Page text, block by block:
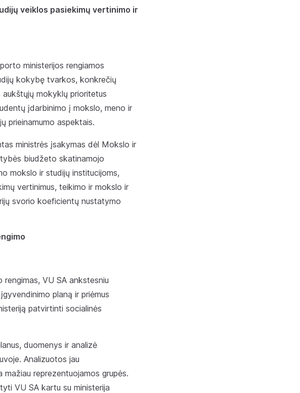
veiklos pasiekimų vertinimo ir
ministerijos rengiamos
kokybę tvarkos, konkrečių
mokyklų prioritetus
įdarbinimo į mokslo, meno ir
prieinamumo aspektais.
ministrės įsakymas dėl Mokslo ir
biudžeto skatinamojo
mokslo ir studijų institucijoms,
vertinimus, teikimo ir mokslo ir
svorio koeficientų nustatymo
VU SA ankstesniu
planą ir priėmus
patvirtinti socialinės
duomenys ir analizė
Analizuotos jau
mažiau reprezentuojamos grupės.
VU SA kartu su ministerija